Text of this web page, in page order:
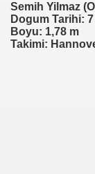
Semih Yilmaz
Dogum Tarihi:
Boyu: 1,78 m
Takimi: